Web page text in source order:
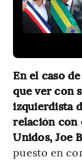
En el caso
que ver con
izquierdista
relación con
Unidos, Joe
puesto en